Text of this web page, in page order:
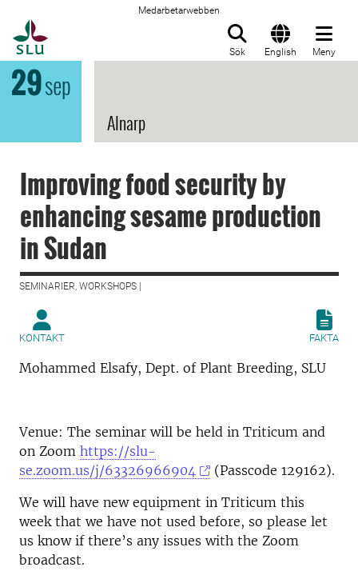
Medarbetarwebben
Sök English Meny
29sep
Alnarp
Improving food security by
enhancing sesame production
in Sudan
SEMINARIER, WORKSHOPS |
KONTAKT FAKTA
Mohammed Elsafy, Dept. of Plant Breeding, SLU
Venue: The seminar will be held in Triticum and
on Zoom https://slu-
se.zoom.us/j/63326966904
(Passcode 129162).
We will have new equipment in Triticum this
week that we have not used before, so please let
us know if there’s any issues with the Zoom
broadcast.